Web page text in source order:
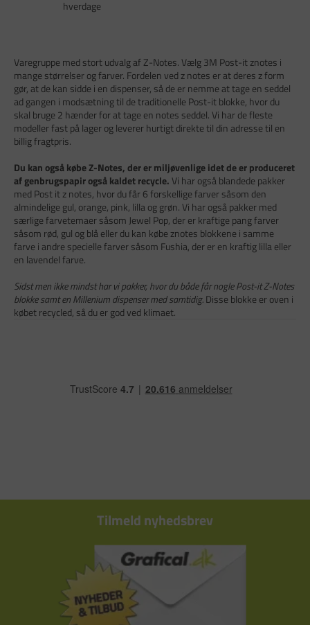
hverdage
Varegruppe med stort udvalg af Z-Notes. Vælg 3M Post-it znotes i
mange størrelser og farver. Fordelen ved z notes er at deres z form
gør, at de kan sidde i en dispenser, så de er nemme at tage en seddel
ad gangen i modsætning til de traditionelle Post-it blokke, hvor du
skal bruge 2 hænder for at tage en notes seddel. Vi har de fleste
modeller fast på lager og leverer hurtigt direkte til din adresse til en
billig fragtpris.
Du kan også købe Z-Notes, der er miljøvenlige idet de er produceret
af genbrugspapir også kaldet recycle. Vi har også blandede pakker
med Post it z notes, hvor du får 6 forskellige farver såsom den
almindelige gul, orange, pink, lilla og grøn. Vi har også pakker med
særlige farvetemaer såsom Jewel Pop, der er kraftige pang farver
såsom rød, gul og blå eller du kan købe znotes blokkene i samme
farve i andre specielle farver såsom Fushia, der er en kraftig lilla eller
en lavendel farve.
Sidst men ikke mindst har vi pakker, hvor du både får nogle Post-it Z-Notes
blokke samt en Millenium dispenser med samtidig.Disse blokke er oven i
købet recycled, så du er god ved klimaet.
Tilmeld nyhedsbrev